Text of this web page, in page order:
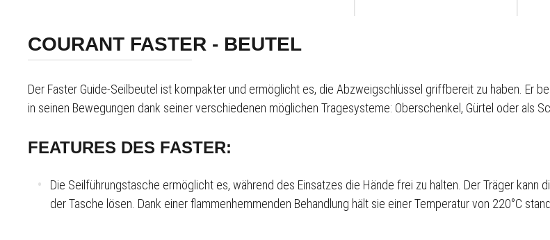
COURANT FASTER - BEUTEL
Der Faster Guide-Seilbeutel ist kompakter und ermöglicht es, die Abzweigschlüssel griffbereit zu haben. Er
in seinen Bewegungen dank seiner verschiedenen möglichen Tragesysteme: Oberschenkel, Gürtel oder als
FEATURES DES FASTER:
Die Seilführungstasche ermöglicht es, während des Einsatzes die Hände frei zu halten. Der Träger kann
der Tasche lösen. Dank einer flammenhemmenden Behandlung hält sie einer Temperatur von 220°C stand.